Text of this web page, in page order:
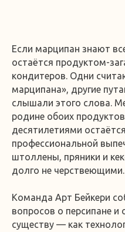
Если марципан знают
остаётся продуктом-
кондитеров. Одни
марципана», другие
слышали этого слова.
родине обоих
десятилетиями
профессиональной
штоллены, пряники и
долго не черствеющими.
Команда Арт Бейкери
вопросов о персипане и
существу — как